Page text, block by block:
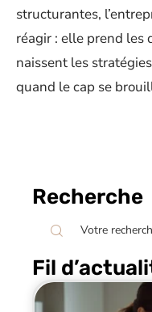
structurantes,
réagir : elle prend les
naissent les
quand le cap se
Recherche
Fil